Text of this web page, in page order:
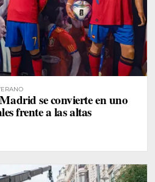
se convierte en uno
frente a las altas